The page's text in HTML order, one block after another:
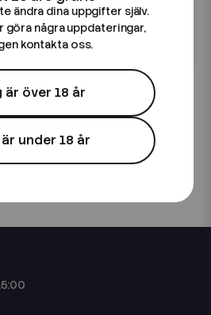
| 10ml Wanted Salt | Havana |
89 kr
ändra dina uppgifter själv.
göra några uppdateringar,
kontakta oss.
är över 18 år
är under 18 år